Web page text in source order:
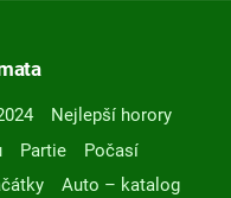
Nejlepší horory
Partie
Počasí
Auto – katalog